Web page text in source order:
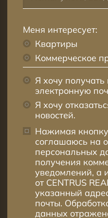
Меня интересует:
Квартиры
Коммерческое
Я хочу
электронную
Я хочу
новостей.
Нажимая
соглашаюсь на
персональных
получения
уведомлений, а
от CENTRUS
указанный
почты.
данных